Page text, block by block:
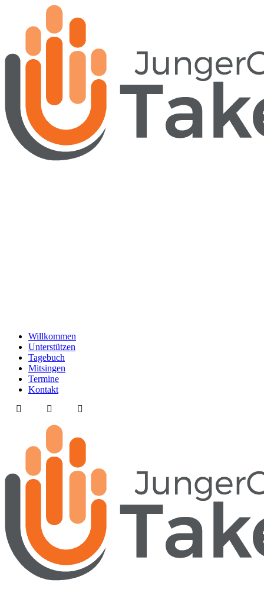
Willkommen
Unterstützen
Tagebuch
Mitsingen
Termine
Kontakt